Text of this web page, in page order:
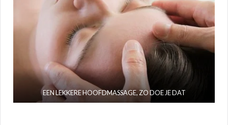
EEN LEKKERE HOOFDMASSAGE, ZO DOE JE DAT